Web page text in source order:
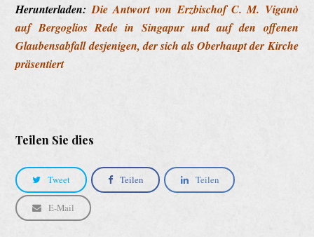
Herunterladen:Die Antwort von Erzbischof C. M. Viganò
auf Bergoglios Rede in Singapur und auf den offenen
Glaubensabfall desjenigen, der sich als Oberhaupt der Kirche
präsentiert
Teilen Sie dies
Tweet Teilen Teilen
E-Mail